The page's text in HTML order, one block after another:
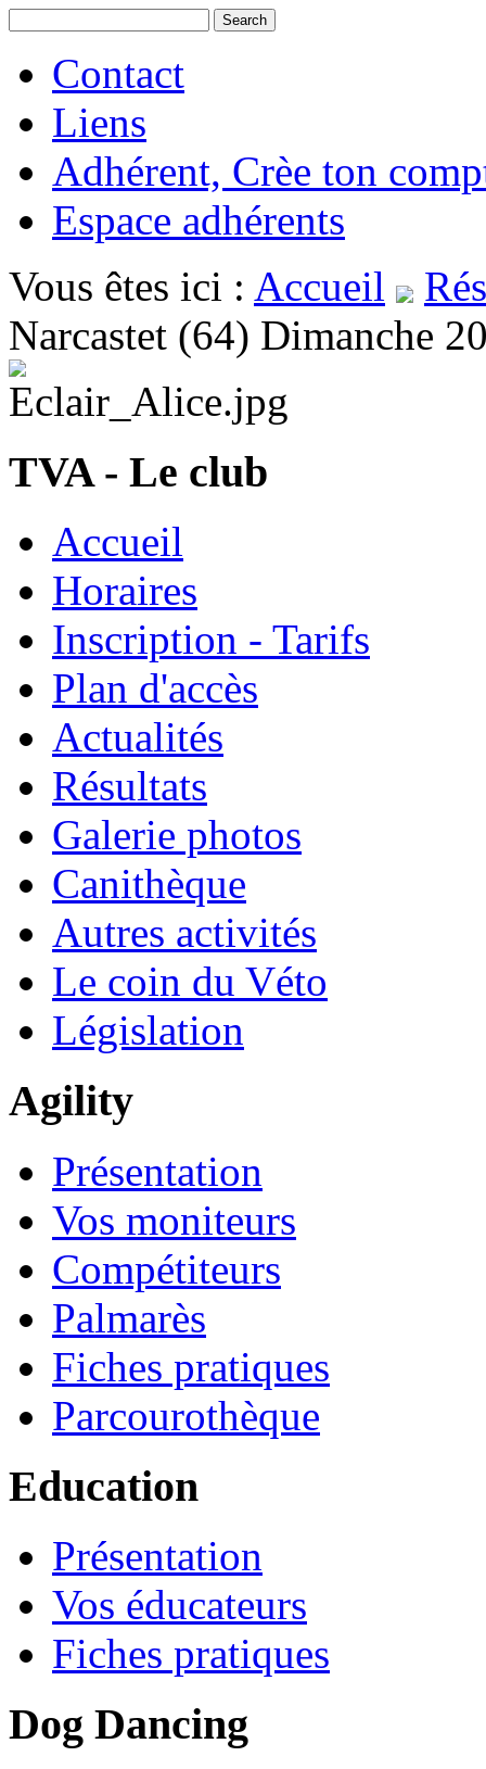
Contact
Liens
Adhérent, Crèe ton
Espace adhérents
Vous êtes ici : Accueil
Narcastet (64) Dimanche
TVA - Le club
Accueil
Horaires
Inscription - Tarifs
Plan d'accès
Actualités
Résultats
Galerie photos
Canithèque
Autres activités
Le coin du Véto
Législation
Agility
Présentation
Vos moniteurs
Compétiteurs
Palmarès
Fiches pratiques
Parcourothèque
Education
Présentation
Vos éducateurs
Fiches pratiques
Dog Dancing